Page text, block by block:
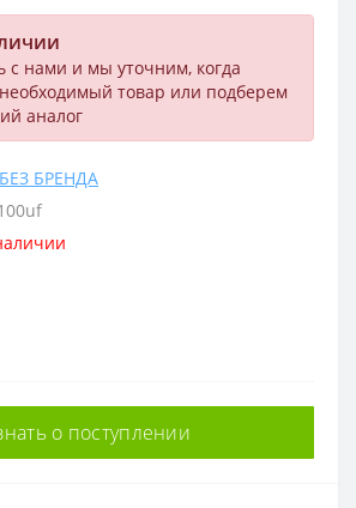
с нами и мы уточним, когда
товар или подберем
аналог
БЕЗ БРЕНДА
о поступлении